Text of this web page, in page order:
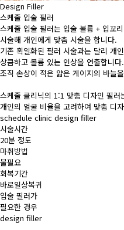
Design Filler
스케줄 입술 필러
스케줄 입술 필러는 입술 볼륨 + 입꼬
시술해 개인에게 맞춤 시술을 합니다.
기존 획일화된 필러 시술과는 달리 개
상큼하고 볼륨 있는 인상을 연출합니
조직 손상이 적은 얇은 게이지의 바늘
스케줄 클리닉의 1:1 맞춤 디자인 필러
개인의 얼굴 비율을 고려하여 맞춤 디
schedule clinic design filler
시술시간
20분 정도
마취방법
불필요
회복기간
바로일상복귀
입술 필러가
필요한 경우
design filler